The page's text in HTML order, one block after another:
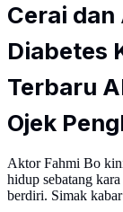
Cerai
Diabetes
Terbaru
Ojek
Aktor Fahmi Bo
hidup sebatang
berdiri. Simak